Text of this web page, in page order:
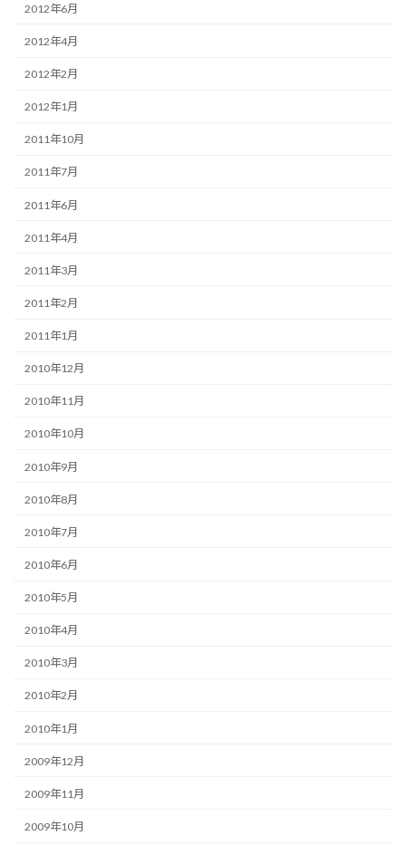
2012年6月
2012年4月
2012年2月
2012年1月
2011年10月
2011年7月
2011年6月
2011年4月
2011年3月
2011年2月
2011年1月
2010年12月
2010年11月
2010年10月
2010年9月
2010年8月
2010年7月
2010年6月
2010年5月
2010年4月
2010年3月
2010年2月
2010年1月
2009年12月
2009年11月
2009年10月